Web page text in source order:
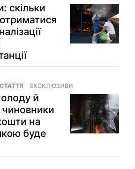
скільки
СТАТТЯ ЕКСКЛЮЗИВИ
й
на
буде